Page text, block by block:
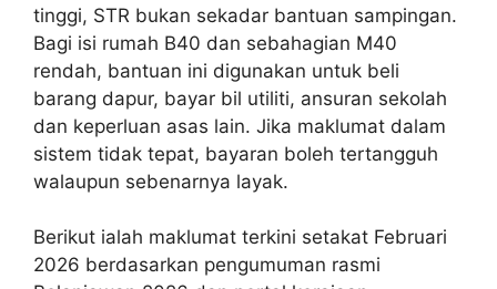
tinggi, STR bukan sekadar bantuan sampingan.
Bagi isi rumah B40 dan sebahagian M40
rendah, bantuan ini digunakan untuk beli
barang dapur, bayar bil utiliti, ansuran sekolah
dan keperluan asas lain. Jika maklumat dalam
sistem tidak tepat, bayaran boleh tertangguh
walaupun sebenarnya layak.
Berikut ialah maklumat terkini setakat Februari
2026 berdasarkan pengumuman rasmi